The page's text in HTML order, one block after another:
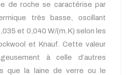
de roche se caractérise par
très basse, oscillant
et 0,040 W/(m.K) selon les
et Knauf. Cette valeur
à celle d’autres
que la laine de verre ou le